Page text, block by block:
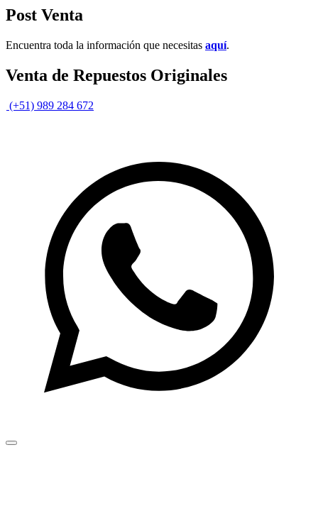
Post Venta
Encuentra toda la información que necesitas aquí.
Venta de Repuestos Originales
(+51) 989 284 672